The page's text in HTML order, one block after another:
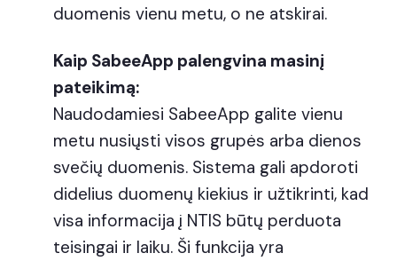
duomenis vienu metu, o ne atskirai.
Kaip SabeeApp palengvina masinį
pateikimą:
Naudodamiesi SabeeApp galite vienu
metu nusiųsti visos grupės arba dienos
svečių duomenis. Sistema gali apdoroti
didelius duomenų kiekius ir užtikrinti, kad
visa informacija į NTIS būtų perduota
teisingai ir laiku. Ši funkcija yra